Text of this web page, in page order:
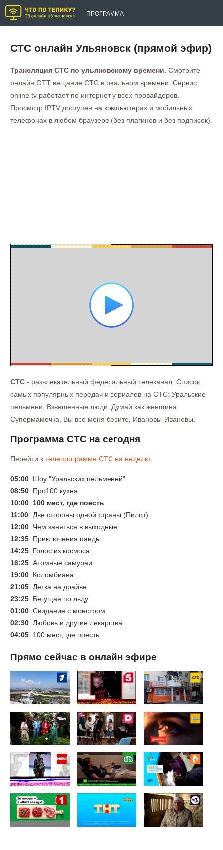
ПРОГРАММА
СТС онлайн Ульяновск (прямой эфир)
Трансляция СТС по ульяновскому времени. Смотрите
онлайн OTT вещание СТС в реальном времени. Сервис
online tv работает по интернет у всех провайдеров.
Просмотр IPTV доступен на компьютерах и мобильных
телефонах в любом браузере (без плагинов и без подписок).
СТС - развлекательный федеральный телеканал. Список
самых популярных передач и сериалов на СТС: Уральские
пельмени, Взвешенные люди, Думай как женщина,
Супермамочка, Вы все меня бесите, Ивановы-Ивановы.
Программа СТС на сегодня
Перейти ктелепрограмме СТС на неделю.
05:00 Шоу "Уральских пельменей"
08:50 Про100 кухня
10:00 100 мест, где поесть
11:00 Две стороны одной страны (Пилот)
12:00 Чем заняться в выходные
12:35 Приключения панды
14:25 Голос из космоса
16:25 Атомные самураи
19:00 Коломбиана
21:05 Детка на драйве
23:25 Бегущaя пo льду
01:00 Свидание с монстром
02:30 Любовь и другие лекарства
04:05 100 мест, где поесть
Прямо сейчас в онлайн эфире